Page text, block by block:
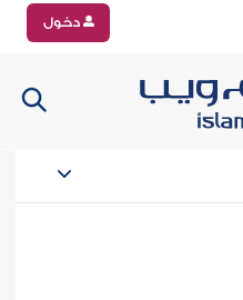
دخول